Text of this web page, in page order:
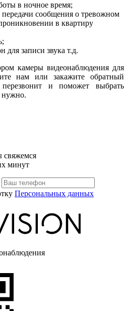
в ночное время;
сообщения о тревожном
в квартиру
записи звука т.д.
камеры видеонаблюдения для
нам или закажите обратный
и поможет выбрать
нужно.
свяжемся
минут
Персональных данных